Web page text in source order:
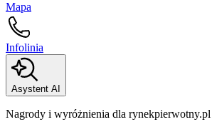
Mapa
Infolinia
Asystent AI
Nagrody i wyróżnienia dla rynekpierwotny.pl